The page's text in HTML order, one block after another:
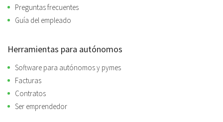
Preguntas frecuentes
Guía del empleado
Herramientas para autónomos
Software para autónomos y pymes
Facturas
Contratos
Ser emprendedor